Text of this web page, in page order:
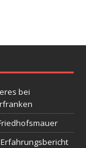
bei
Erfahrungsbericht